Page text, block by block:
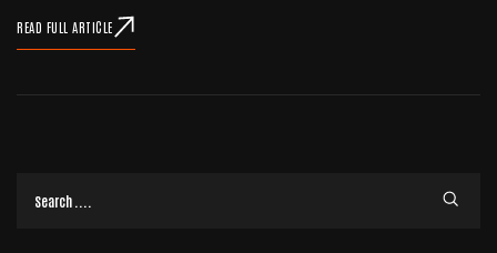
READ FULL ARTICLE